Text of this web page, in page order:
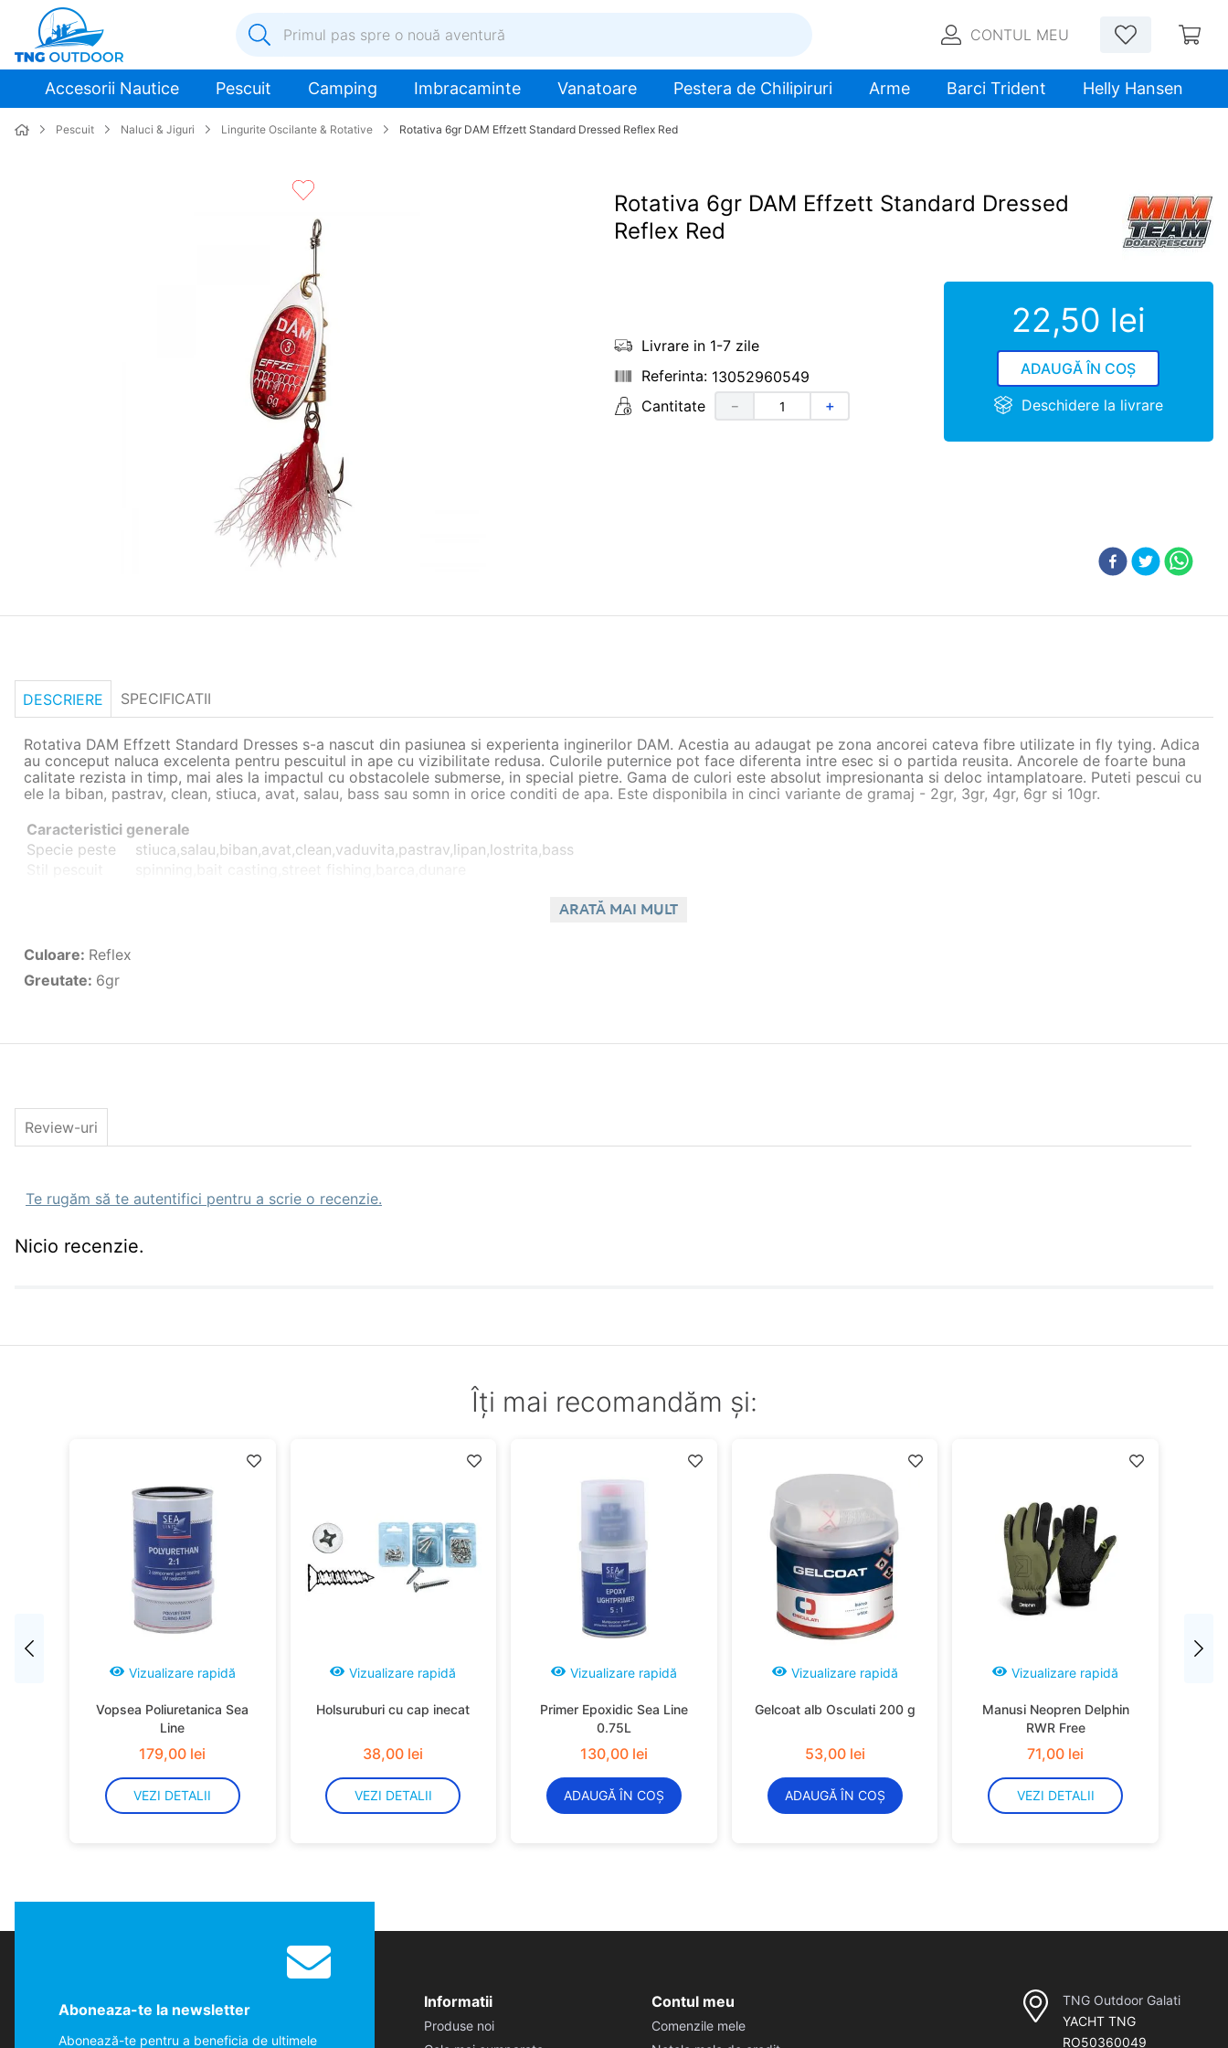
Primul pas spre o nouă aventură
1.
inox
2.
colac salvare
3.
plumb
pompa apa
ancora
.
mulineta
10. sonda combustibil
CONTUL MEU
Accesorii Nautice Pescuit Camping Imbracaminte Vanatoare Pestera de Chilipiruri Arme Barci Trident Helly Hansen
Pescuit Naluci & Jiguri Lingurite Oscilante & Rotative Rotativa 6gr DAM Effzett Standard Dressed Reflex Red
Rotativa 6gr DAM Effzett Standard Dressed
Reflex Red
Livrare in 1-7 zile
13052960549
Cantitate
＋
－
22,50 lei
ADAUGĂ ÎN COȘ
Deschidere la livrare
DESCRIERE SPECIFICATII
Rotativa DAM Effzett Standard Dresses s-a nascut din pasiunea si experienta inginerilor DAM. Acestia au adaugat pe zona ancorei cateva fibre utilizate in fly tying. Adica
au conceput naluca excelenta pentru pescuitul in ape cu vizibilitate redusa. Culorile puternice pot face diferenta intre esec si o partida reusita. Ancorele de foarte buna
calitate rezista in timp, mai ales la impactul cu obstacolele submerse, in special pietre. Gama de culori este absolut impresionanta si deloc intamplatoare. Puteti pescui cu
ele la biban, pastrav, clean, stiuca, avat, salau, bass sau somn in orice conditi de apa. Este disponibila in cinci variante de gramaj - 2gr, 3gr, 4gr, 6gr si 10gr.
Caracteristici generale
Specie peste
stiuca,salau,biban,avat,clean,vaduvita,pastrav,lipan,lostrita,bass
Stil pescuit
spinning,bait casting,street fishing,barca,dunare
Greutate(gr)
Nr. Buc. Pachet
ARATĂ MAI MULT
Culoare: Reflex
Greutate: 6gr
Review-uri
Te rugăm să te autentifici pentru a scrie o recenzie.
Nicio recenzie.
Îți mai recomandăm și:
Vizualizare rapidă
Vopsea Poliuretanica Sea
Line
179,00 lei
VEZI DETALII
Vizualizare rapidă
Holsuruburi cu cap inecat
38,00 lei
VEZI DETALII
Vizualizare rapidă
Primer Epoxidic Sea Line
0.75L
130,00 lei
ADAUGĂ ÎN COȘ
Vizualizare rapidă
Gelcoat alb Osculati 200 g
53,00 lei
ADAUGĂ ÎN COȘ
Vizualizare rapidă
Manusi Neopren Delphin
RWR Free
71,00 lei
VEZI DETALII
Aboneaza-te la newsletter
Abonează-te pentru a beneficia de ultimele
Informatii
Produse noi
Contul meu
Comenzile mele
TNG Outdoor Galati
YACHT TNG
RO50360049